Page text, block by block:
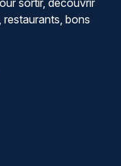
sortir, découvrir
bons